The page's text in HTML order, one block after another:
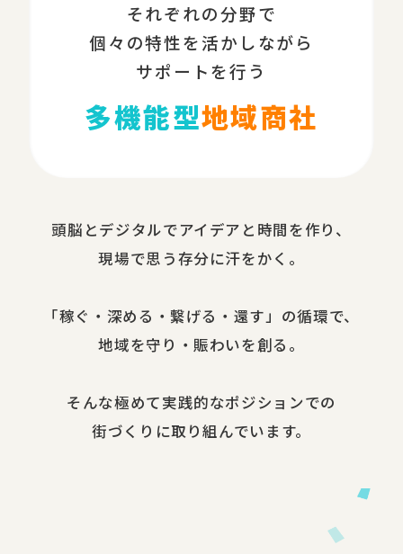
それぞれの分野で
個々の特性を活かしながら
サポートを行う
多機能型地域商社
頭脳と​デジタルで​アイデアと​時間を​作り、​
現場で​思う​存分に​汗を​かく。
​「稼ぐ・​深める​・繋げる・還す」の​循環で、​
地域を​守り・​賑わいを​創る。
​そんな​極めて​実践的な​ポジションでの​
街づくりに​取り組んでいます。​